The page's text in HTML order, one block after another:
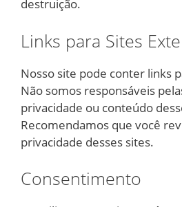
destruição.
Links para Sites
Nosso site pode conter links
Não somos responsáveis
privacidade ou conteúdo
Recomendamos que você
privacidade desses sites.
Consentimento